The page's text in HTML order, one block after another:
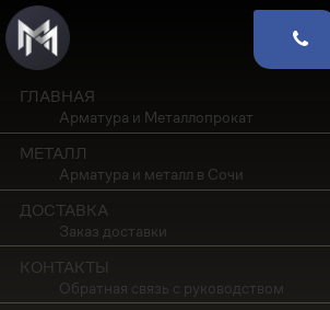
ГЛАВНАЯ
Арматура и Металлопрокат
МЕТАЛЛ
Арматура и металл в Сочи
ДОСТАВКА
Заказ доставки
КОНТАКТЫ
Обратная связь с руководством